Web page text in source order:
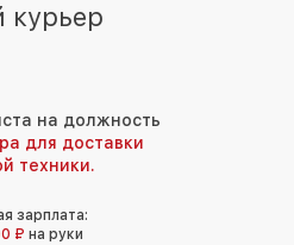
курьер
на должность
для доставки
техники.
зарплата:
₽ на руки